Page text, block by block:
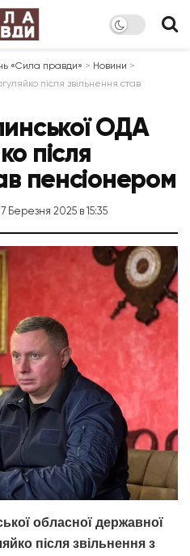
«Сила правди» > Новини >
після звільнення став
ОДА
після
пенсіонером
Березня 2025 в 15:35
обласної державної
після звільнення з